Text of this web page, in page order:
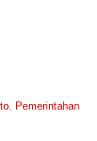
Pemerintahan